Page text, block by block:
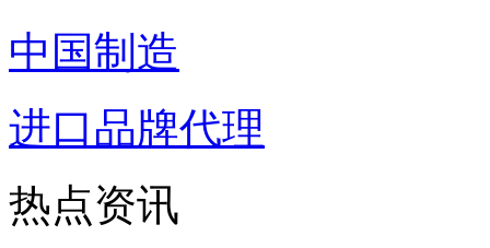
中国制造
进口品牌代理
热点资讯